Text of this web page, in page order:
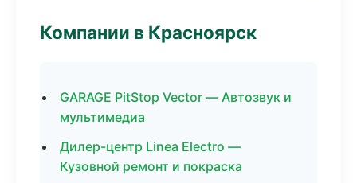
Компании в Красноярск
GARAGE PitStop Vector — Автозвук и
мультимедиа
Дилер-центр Linea Electro —
Кузовной ремонт и покраска